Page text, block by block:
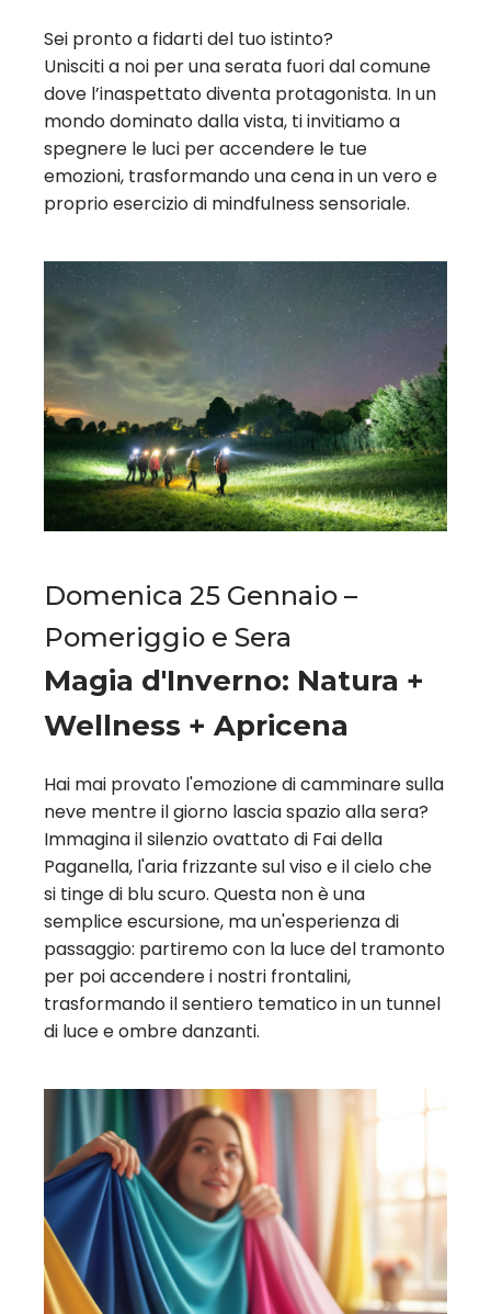
Sei pronto a fidarti del tuo istinto?
Unisciti a noi per una serata fuori dal comune
dove l’inaspettato diventa protagonista. In un
mondo dominato dalla vista, ti invitiamo a
spegnere le luci per accendere le tue
emozioni, trasformando una cena in un vero e
proprio esercizio di mindfulness sensoriale.
Domenica 25 Gennaio –
Pomeriggio e Sera
Magia d'Inverno: Natura +
Wellness + Apricena
Hai mai provato l'emozione di camminare sulla
neve mentre il giorno lascia spazio alla sera?
Immagina il silenzio ovattato di Fai della
Paganella, l'aria frizzante sul viso e il cielo che
si tinge di blu scuro. Questa non è una
semplice escursione, ma un'esperienza di
passaggio: partiremo con la luce del tramonto
per poi accendere i nostri frontalini,
trasformando il sentiero tematico in un tunnel
di luce e ombre danzanti.